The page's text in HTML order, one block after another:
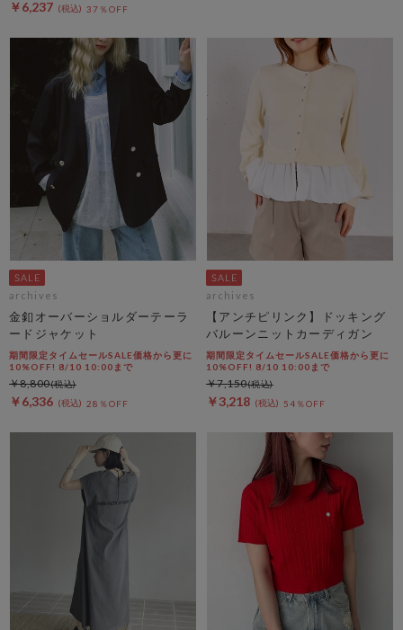
￥6,237 37％OFF
archives
金釦オーバーショルダーテーラ
ードジャケット
期間限定タイムセールSALE価格から更に
10%OFF! 8/10 10:00まで
￥6,336 28％OFF
￥8,800
archives
【アンチピリンク】ドッキング
バルーンニットカーディガン
期間限定タイムセールSALE価格から更に
10%OFF! 8/10 10:00まで
￥3,218 54％OFF
￥7,150